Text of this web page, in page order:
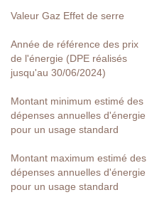
Valeur Gaz Effet de serre
Année de référence des prix
de l'énergie (DPE réalisés
jusqu'au 30/06/2024)
Montant minimum estimé des
dépenses annuelles d'énergie
pour un usage standard
Montant maximum estimé des
dépenses annuelles d'énergie
pour un usage standard